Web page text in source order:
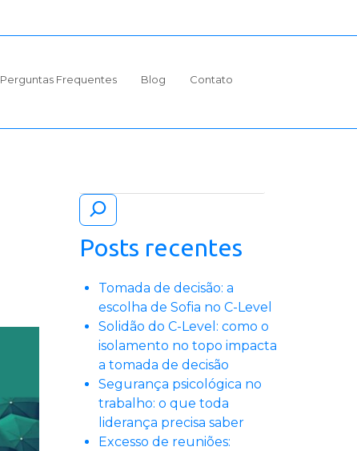
Perguntas Frequentes Blog Contato
Posts recentes
Tomada de decisão: a
escolha de Sofia no C-Level
Solidão do C-Level: como o
isolamento no topo impacta
a tomada de decisão
Segurança psicológica no
trabalho: o que toda
liderança precisa saber
Excesso de reuniões: